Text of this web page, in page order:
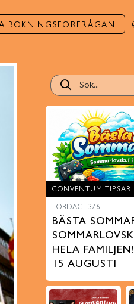
BOKNINGSFÖRFRÅGAN
CONVENTUM TIPSAR
LÖRDAG 13/6
BÄSTA
HELA
15 AUGUSTI